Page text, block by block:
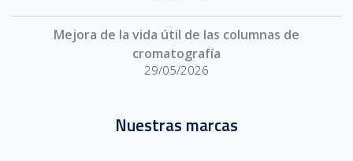
Mejora de la vida útil de las columnas de
cromatografía
29/05/2026
Nuestras marcas